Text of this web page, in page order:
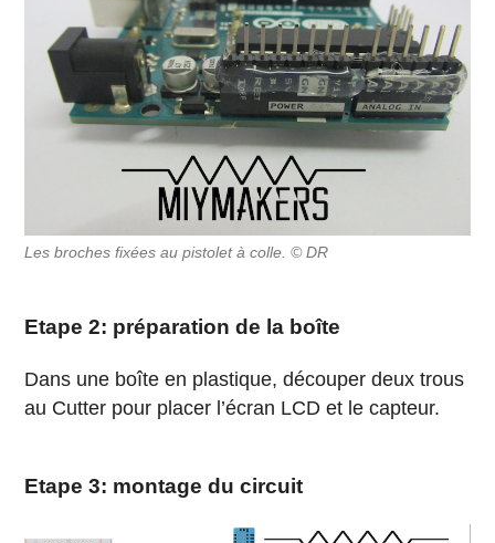
Les broches fixées au pistolet à colle. © DR
Etape 2: préparation de la boîte
Dans une boîte en plastique, découper deux trous
au Cutter pour placer l’écran LCD et le capteur.
Etape 3: montage du circuit